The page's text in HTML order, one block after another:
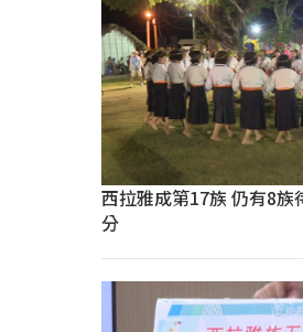
西拉雅成第17族 仍有8族
分